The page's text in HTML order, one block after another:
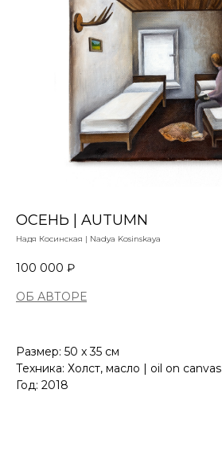
ОСЕНЬ | AUTUMN
Надя Косинская | Nadya Kosinskaya
100 000 ₽
ОБ АВТОРЕ
Размер: 50 x 35 см
Техника: Холст, масло | oil on canvas
Год: 2018